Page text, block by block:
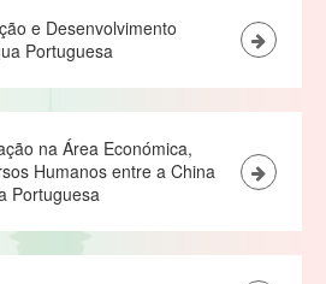
e Desenvolvimento
Portuguesa
na Área Económica,
Humanos entre a China
Portuguesa